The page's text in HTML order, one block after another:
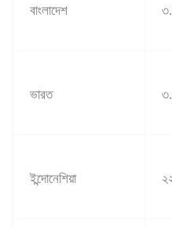
বাংলাদেশ ৩.
ভারত ৩.
ইন্দোনেশিয়া